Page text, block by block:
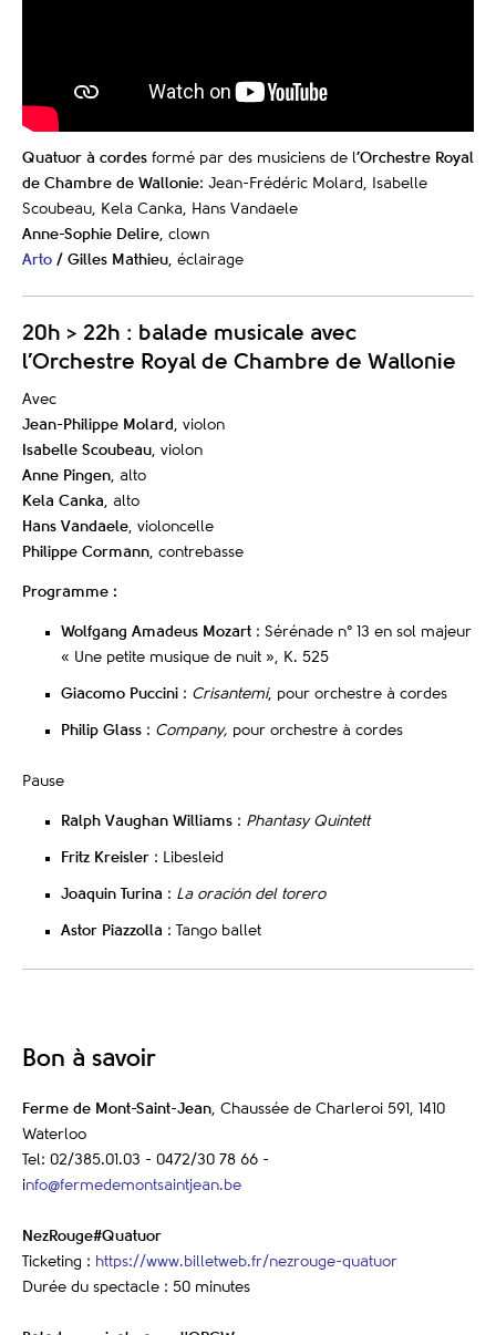
Quatuor à cordes formé par des musiciens de l’Orchestre Royal
de Chambre de Wallonie: Jean-Frédéric Molard, Isabelle
Scoubeau, Kela Canka, Hans Vandaele
Anne-Sophie Delire, clown
Arto / Gilles Mathieu, éclairage
20h > 22h : balade musicale avec
l’Orchestre Royal de Chambre de Wallonie
Avec
Jean-Philippe Molard, violon
Isabelle Scoubeau, violon
Anne Pingen, alto
Kela Canka, alto
Hans Vandaele, violoncelle
Philippe Cormann, contrebasse
Programme :
Wolfgang Amadeus Mozart : Sérénade n° 13 en sol majeur
« Une petite musique de nuit », K. 525
Giacomo Puccini : Crisantemi, pour orchestre à cordes
Philip Glass : Company, pour orchestre à cordes
Pause
Ralph Vaughan Williams : Phantasy Quintett
Fritz Kreisler : Libesleid
Joaquin Turina : La oración del torero
Astor Piazzolla : Tango ballet
Bon à savoir
Ferme de Mont-Saint-Jean, Chaussée de Charleroi 591, 1410
Waterloo
Tel: 02/385.01.03 - 0472/30 78 66 -
info@fermedemontsaintjean.be
NezRouge#Quatuor
Ticketing : https://www.billetweb.fr/nezrouge-quatuor
Durée du spectacle : 50 minutes